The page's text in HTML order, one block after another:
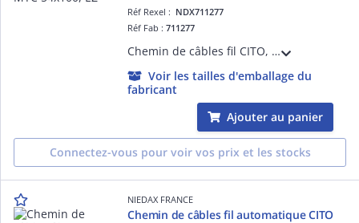
Réf Rexel : NDX711277
Réf Fab :711277
Chemin de câbles fil CITO, hauteur 54, largeur 100, finition EZ, entièrement automatique, sans éclisses, ni boulons. S'assemble en un simple clic pour une résistance équivalente à un éclissage traditionnel, se monte en 5 secondes !
Voir les tailles d'emballage du
fabricant
Ajouter au panier
Connectez-vous pour voir vos prix et les stocks
NIEDAX FRANCE
Chemin de câbles fil automatique CITO